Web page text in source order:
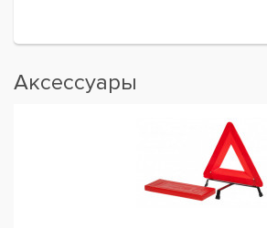
Аксессуары